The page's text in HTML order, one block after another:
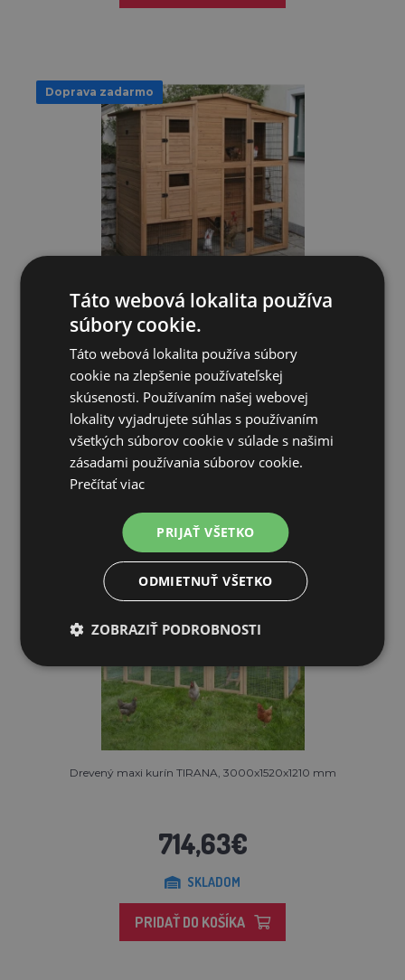
Doprava zadarmo
Drevený maxi kurín BARCELONA XXXL, 2220 x 1150 x 2000
mm
656,68€
SKLADOM
PRIDAŤ DO KOŠÍKA
Doprava zadarmo
Drevený maxi kurín TIRANA, 3000x1520x1210 mm
714,63€
SKLADOM
PRIDAŤ DO KOŠÍKA
Táto webová lokalita používa
súbory cookie.
Táto webová lokalita používa súbory
cookie na zlepšenie používateľskej
skúsenosti. Používaním našej webovej
lokality vyjadrujete súhlas s používaním
všetkých súborov cookie v súlade s našimi
zásadami používania súborov cookie.
Prečítať viac
PRIJAŤ VŠETKO
ODMIETNUŤ VŠETKO
ZOBRAZIŤ PODROBNOSTI